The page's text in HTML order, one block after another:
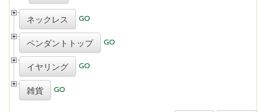
ネックレス
ペンダントトップ
イヤリング
雑貨